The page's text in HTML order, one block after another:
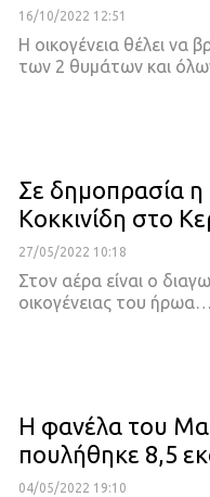
16/10/2022 12:51
Η οικογένεια θέλει να
των 2 θυμάτων και
Σε δημοπρασία
Κοκκινίδη στο
27/05/2022 10:18
Στον αέρα είναι ο
οικογένειας του ήρωα…
Η φανέλα του
πουλήθηκε 8,5
04/05/2022 19:10